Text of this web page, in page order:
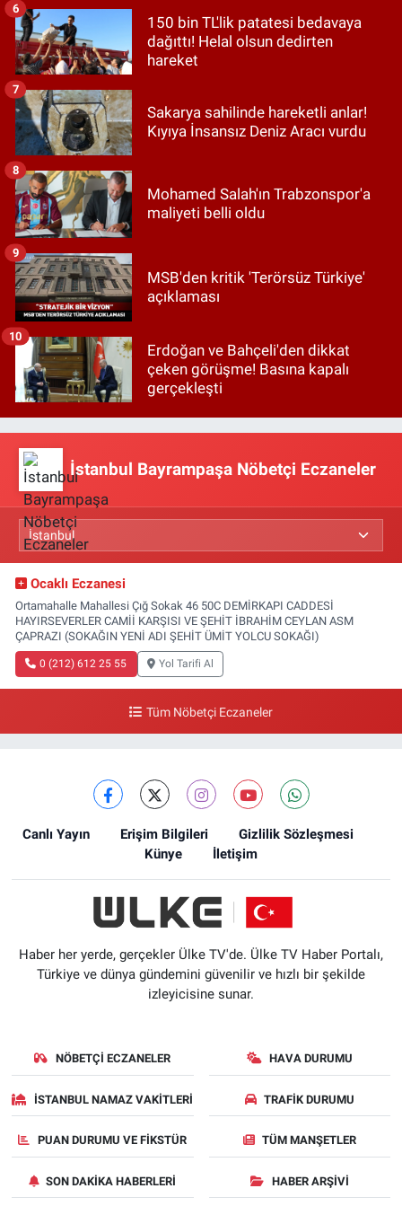
150 bin TL'lik patatesi bedavaya
dağıttı! Helal olsun dedirten
hareket
6
Sakarya sahilinde hareketli anlar!
Kıyıya İnsansız Deniz Aracı vurdu
7
Mohamed Salah'ın Trabzonspor'a
maliyeti belli oldu
8
MSB'den kritik 'Terörsüz Türkiye'
açıklaması
9
Erdoğan ve Bahçeli'den dikkat
çeken görüşme! Basına kapalı
gerçekleşti
10
İstanbul Bayrampaşa Nöbetçi Eczaneler
Ocaklı Eczanesi
Ortamahalle Mahallesi Çığ Sokak 46 50C DEMİRKAPI CADDESİ
HAYIRSEVERLER CAMİİ KARŞISI VE ŞEHİT İBRAHİM CEYLAN ASM
ÇAPRAZI (SOKAĞIN YENİ ADI ŞEHİT ÜMİT YOLCU SOKAĞI)
0 (212) 612 25 55 Yol Tarifi Al
Tüm Nöbetçi Eczaneler
Canlı Yayın Erişim Bilgileri
Gizlilik Sözleşmesi
Künye
İletişim
Haber her yerde, gerçekler Ülke TV'de. Ülke TV Haber Portalı,
Türkiye ve dünya gündemini güvenilir ve hızlı bir şekilde
izleyicisine sunar.
NÖBETÇI ECZANELER HAVA DURUMU
İSTANBUL NAMAZ VAKITLERI TRAFIK DURUMU
PUAN DURUMU VE FIKSTÜR TÜM MANŞETLER
SON DAKIKA HABERLERI HABER ARŞIVI